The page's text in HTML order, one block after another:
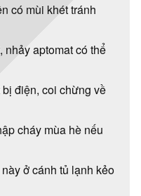
có mùi khét tránh
nhảy aptomat có thể
điện, coi chừng về
cháy mùa hè nếu
ở cánh tủ lạnh kẻo